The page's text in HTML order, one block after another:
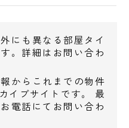
にも異なる部屋タイ
。詳細はお問い合わ
からこれまでの物件
イブサイトです。 最
電話にてお問い合わ